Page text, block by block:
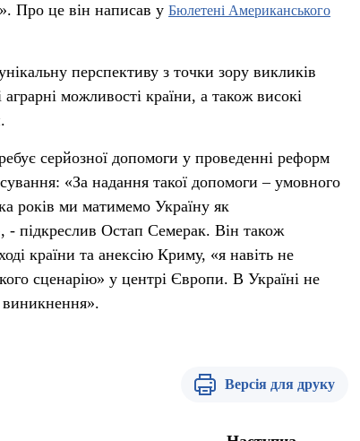
Про це він написав у Бюлетені Американського
перспективу з точки зору викликів
можливості країни, а також високі
серйозної допомоги у проведенні реформ
«За надання такої допомоги – умовного
років ми матимемо Україну як
- підкреслив Остап Семерак. Він також
країни та анексію Криму, «я навіть не
сценарію» у центрі Європи. В Україні не
виникнення».
Версія для друку